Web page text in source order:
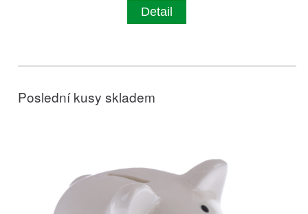
Detail
Poslední kusy skladem